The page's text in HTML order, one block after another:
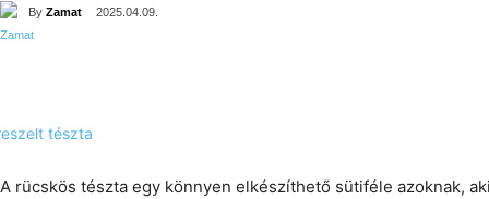
By Zamat 2025.04.09.
A rücskös tészta egy könnyen elkészíthető sütiféle azoknak,